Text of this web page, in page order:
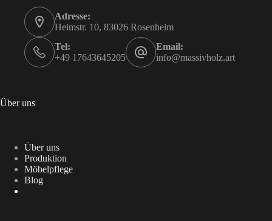
Adresse:
Heimstr. 10, 83026 Rosenheim
Tel:
+49 17643645205
Email:
info@massivholz.art
Über uns
Über uns
Produktion
Möbelpflege
Blog